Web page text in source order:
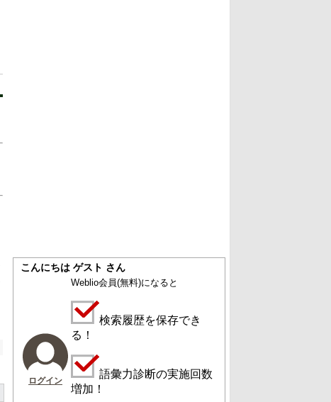
こんにちは ゲスト さん
ログイン
Weblio会員(無料)になると
検索履歴を保存でき
る！
語彙力診断の実施回数
増加！